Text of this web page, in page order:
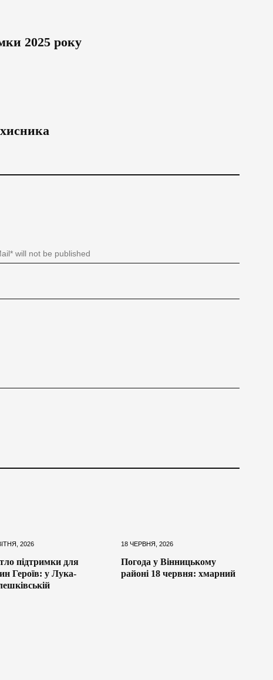
2025 року
2026
підтримки для
Героїв: у Лука-
18 ЧЕРВНЯ, 2026
Погода у Вінницькому
районі 18 червня: хмарний